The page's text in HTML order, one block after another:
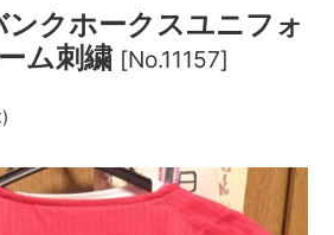
クホークスユニフォ
ム刺繍 [No.11157]